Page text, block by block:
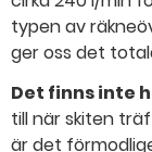
typen av
ger oss det
Det finns inte
till när skiten
är det